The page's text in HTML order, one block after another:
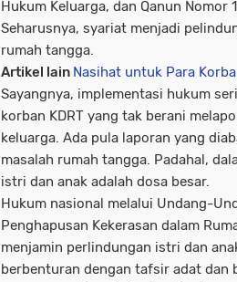
Hukum Keluarga, dan Qanun
Seharusnya, syariat menjadi
rumah tangga.
Artikel lain Nasihat untuk Para
Sayangnya, implementasi hukum
korban KDRT yang tak berani
keluarga. Ada pula laporan yang
masalah rumah tangga. Padahal,
istri dan anak adalah dosa besar.
Hukum nasional melalui Undang-
Penghapusan Kekerasan dalam
menjamin perlindungan istri dan
berbenturan dengan tafsir adat dan